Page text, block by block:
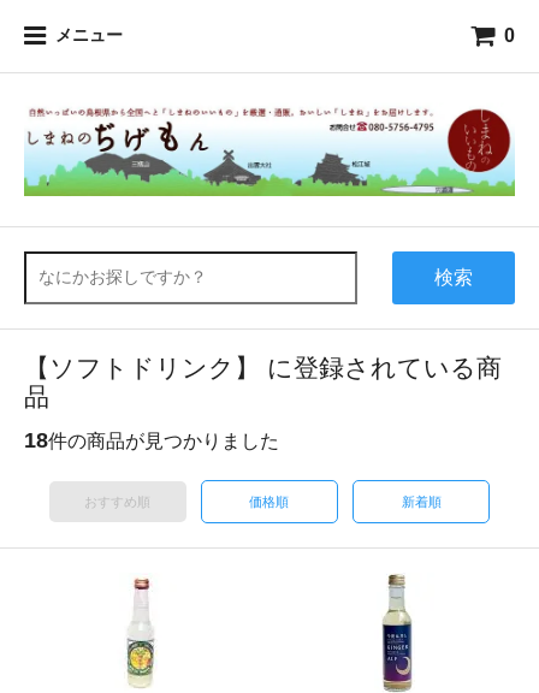
メニュー 0
検索
【ソフトドリンク】 に登録されている商
品
18件の商品が見つかりました
おすすめ順 価格順 新着順